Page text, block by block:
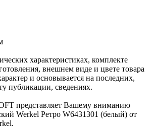
характеристиках, комплекте
внешнем виде и цвете товара
и основывается на последних,
публикации, сведениях.
представляет Вашему вниманию
Werkel Ретро W6431301 (белый) от